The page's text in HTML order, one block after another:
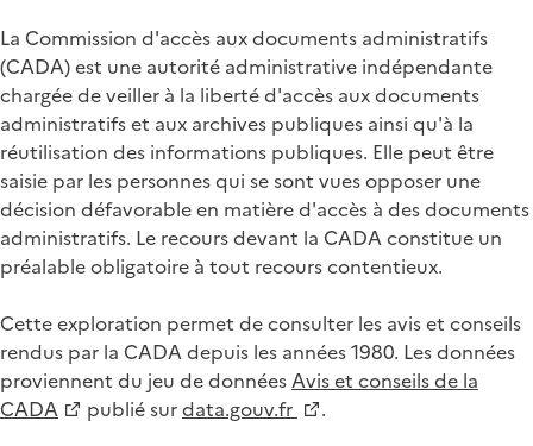
La Commission d'accès aux documents administratifs
(CADA) est une autorité administrative indépendante
chargée de veiller à la liberté d'accès aux documents
administratifs et aux archives publiques ainsi qu'à la
réutilisation des informations publiques. Elle peut être
saisie par les personnes qui se sont vues opposer une
décision défavorable en matière d'accès à des documents
administratifs. Le recours devant la CADA constitue un
préalable obligatoire à tout recours contentieux.
Cette exploration permet de consulter les avis et conseils
rendus par la CADA depuis les années 1980. Les données
proviennent du jeu de donnéesAvis et conseils de la
CADA
publié surdata.gouv.fr .